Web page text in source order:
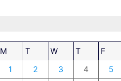
M T W T F
1
2 3 4 5